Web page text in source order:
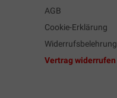
AGB
Cookie-Erklärung
Widerrufsbelehrung
Vertrag widerrufen